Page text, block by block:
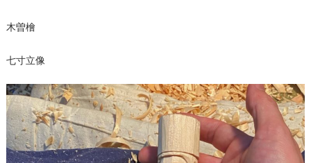
木曽檜
七寸立像